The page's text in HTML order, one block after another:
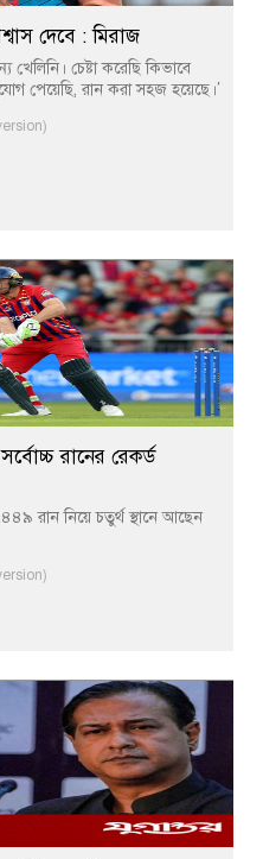
দেবে : মিরাজ
চেষ্টা করেছি কিভাবে
পেয়েছি, রান করা সহজ হয়েছে।’
রানের রেকর্ড
রান নিয়ে চতুর্থ স্থানে আছেন